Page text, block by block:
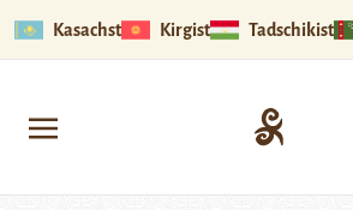
Kasachstan Kirgistan Tadschikistan